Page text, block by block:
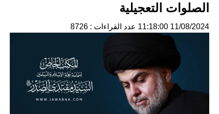
الصلوات التعجيلية
11/08/2024 11:18:00 عدد القراءات : 8726